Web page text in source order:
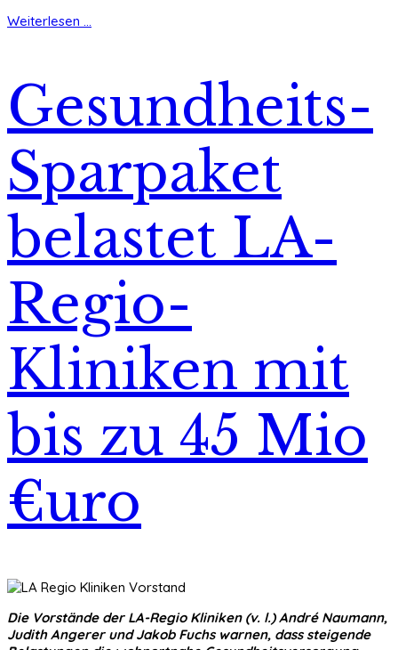
Weiterlesen ...
Gesundheits-
Sparpaket
belastet LA-
Regio-
Kliniken mit
bis zu 45 Mio
€uro
Die Vorstände der LA-Regio Kliniken (v. l.) André Naumann,
Judith Angerer und Jakob Fuchs warnen, dass steigende